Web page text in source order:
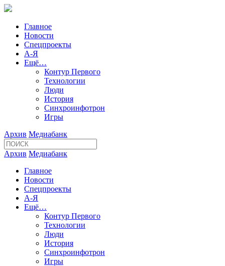
Главное
Новости
Спецпроекты
А-Я
Ещё…
Контур Первого
Технологии
Люди
История
Синхроинфотрон
Игры
Архив Медиабанк
Архив Медиабанк
Главное
Новости
Спецпроекты
А-Я
Ещё…
Контур Первого
Технологии
Люди
История
Синхроинфотрон
Игры